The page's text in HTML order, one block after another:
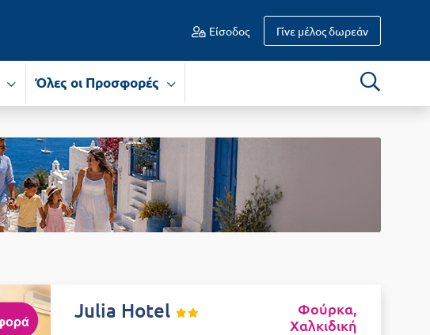
Είσοδος Γίνε μέλος δωρεάν
Όλες οι Προσφορές
Julia Hotel
Φούρκα,
Χαλκιδική